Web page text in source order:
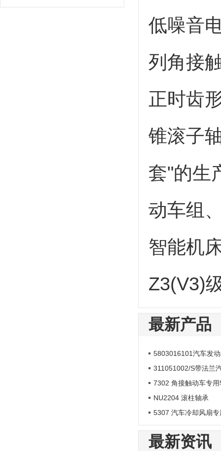
低噪音
列角接
正时齿
锥滚子
套"的生
动车组
智能机
Z3(V3)
最新产品
5803016101汽车发
311051002/S带法兰
7302 角接触动车专用
NU2204 滚柱轴承
5307 汽车冷却风扇
最新资讯